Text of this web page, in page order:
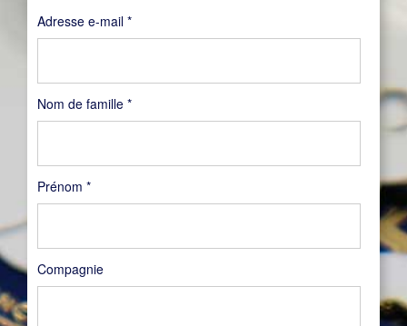
Nom de famille *
Prénom *
Compagnie
Adresse e-mail *Obligatoire